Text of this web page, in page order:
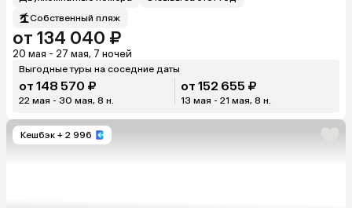
Собственный пляж
от 134 040 ₽
20 мая - 27 мая, 7 ночей
Выгодные туры на соседние даты
от 148 570 ₽
22 мая - 30 мая, 8 н.
от 152 655 ₽
13 мая - 21 мая, 8 н.
Кешбэк + 2 996